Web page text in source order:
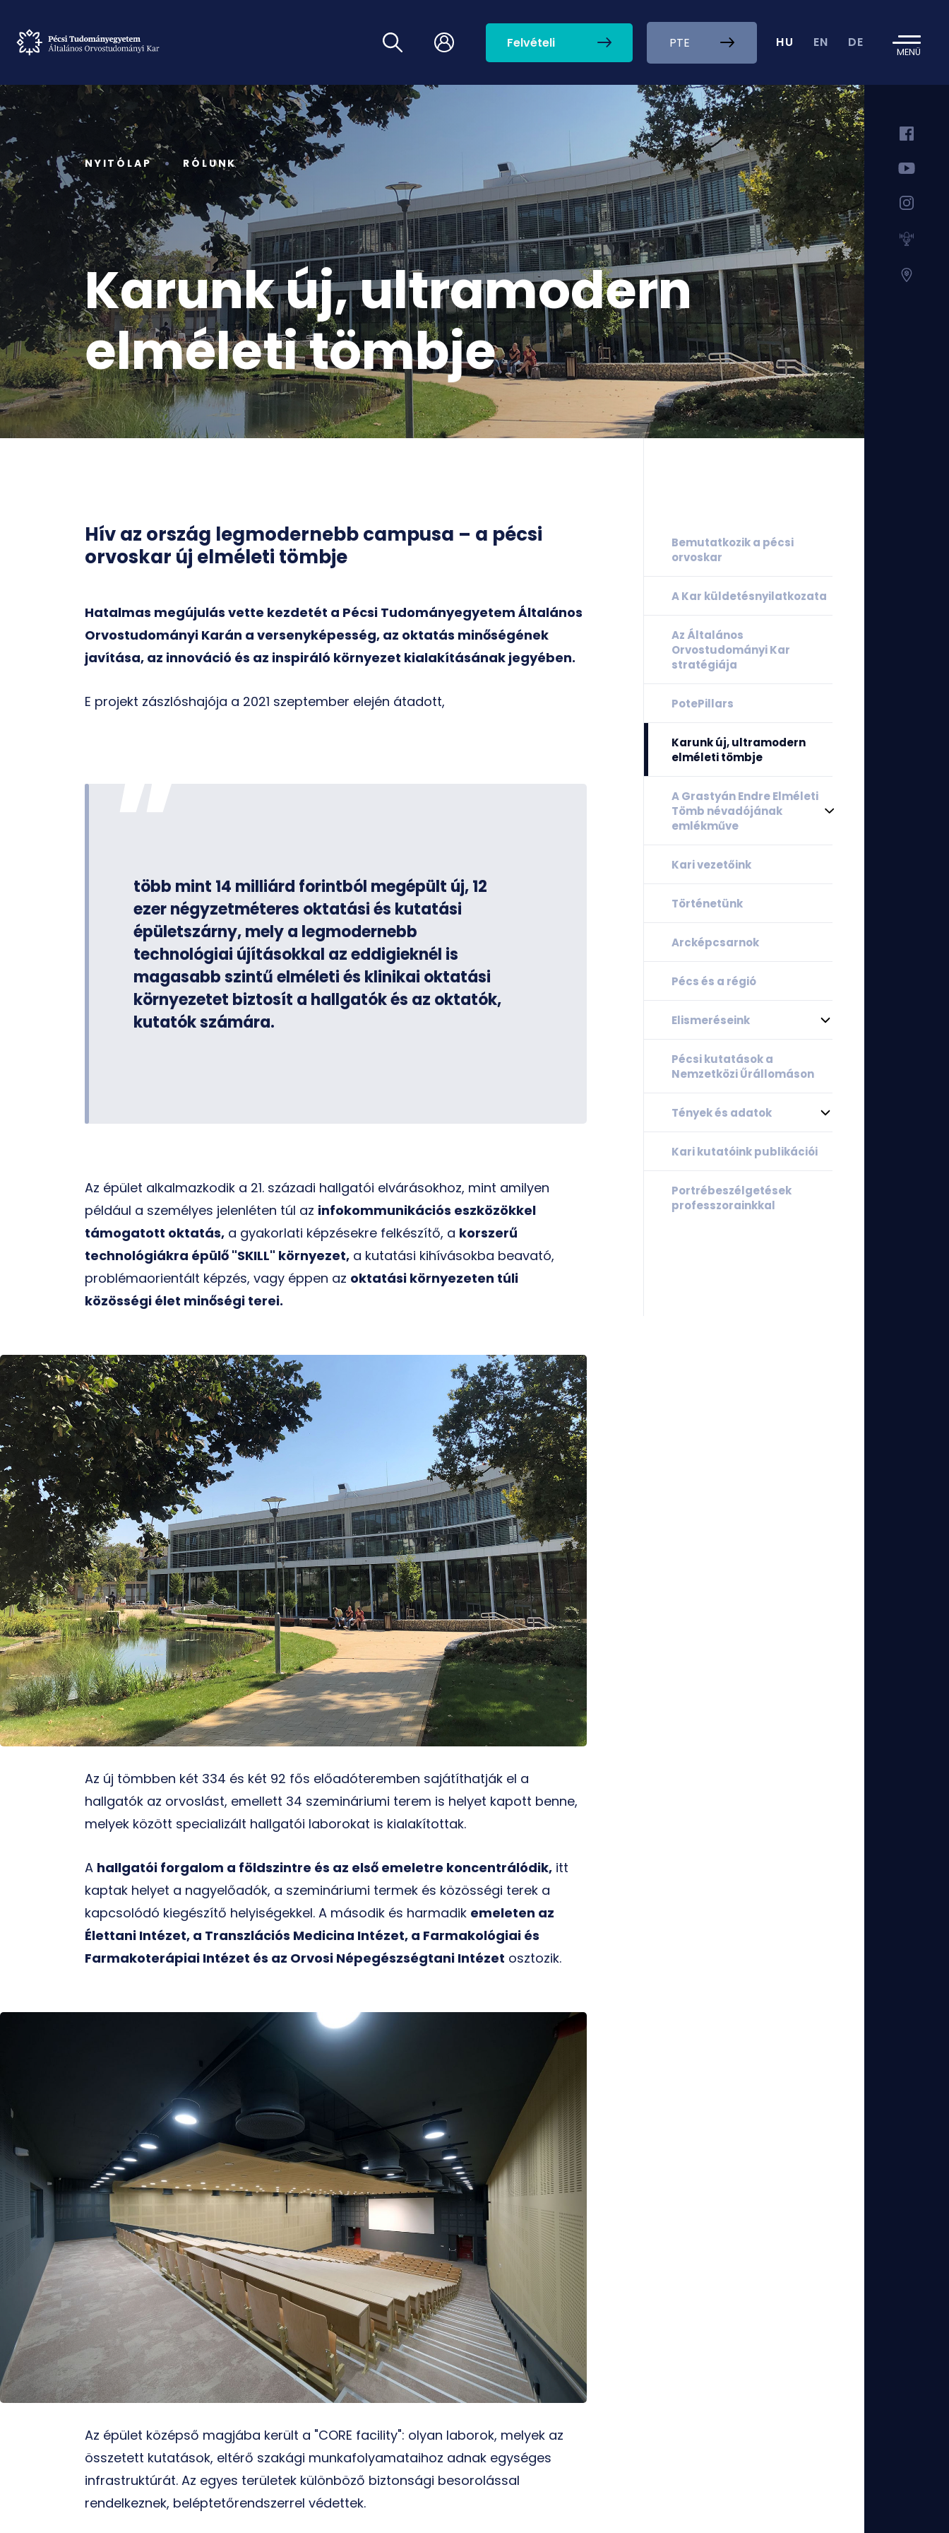
Felvételi PTE HU EN DE
MENÜ
NYITÓLAP RÓLUNK
Karunk új, ultramodern
elméleti tömbje
Hív az ország legmodernebb campusa – a pécsi
orvoskar új elméleti tömbje
Hatalmas megújulás vette kezdetét a Pécsi Tudományegyetem Általános
Orvostudományi Karán a versenyképesség, az oktatás minőségének
javítása, az innováció és az inspiráló környezet kialakításának jegyében.
E projekt zászlóshajója a 2021 szeptember elején átadott,
több mint 14 milliárd forintból megépült új, 12
ezer négyzetméteres oktatási és kutatási
épületszárny, mely a legmodernebb
technológiai újításokkal az eddigieknél is
magasabb szintű elméleti és klinikai oktatási
környezetet biztosít a hallgatók és az oktatók,
kutatók számára.
Az épület alkalmazkodik a 21. századi hallgatói elvárásokhoz, mint amilyen
például a személyes jelenléten túl az infokommunikációs eszközökkel
támogatott oktatás, a gyakorlati képzésekre felkészítő, a korszerű
technológiákra épülő "SKILL" környezet, a kutatási kihívásokba beavató,
problémaorientált képzés, vagy éppen az oktatási környezeten túli
közösségi élet minőségi terei.
Az új tömbben két 334 és két 92 fős előadóteremben sajátíthatják el a
hallgatók az orvoslást, emellett 34 szemináriumi terem is helyet kapott benne,
melyek között specializált hallgatói laborokat is kialakítottak.
A hallgatói forgalom a földszintre és az első emeletre koncentrálódik, itt
kaptak helyet a nagyelőadók, a szemináriumi termek és közösségi terek a
kapcsolódó kiegészítő helyiségekkel. A második és harmadik emeleten az
Élettani Intézet, a Transzlációs Medicina Intézet, a Farmakológiai és
Farmakoterápiai Intézet és az Orvosi Népegészségtani Intézet osztozik.
Az épület középső magjába került a "CORE facility": olyan laborok, melyek az
összetett kutatások, eltérő szakági munkafolyamataihoz adnak egységes
infrastruktúrát. Az egyes területek különböző biztonsági besorolással
rendelkeznek, beléptetőrendszerrel védettek.
Bemutatkozik a pécsi
orvoskar
A Kar küldetésnyilatkozata
Az Általános
Orvostudományi Kar
stratégiája
PotePillars
Karunk új, ultramodern
elméleti tömbje
A Grastyán Endre Elméleti
Tömb névadójának
emlékműve
Kari vezetőink
Történetünk
Arcképcsarnok
Pécs és a régió
Elismeréseink
Pécsi kutatások a
Nemzetközi Űrállomáson
Tények és adatok
Kari kutatóink publikációi
Portrébeszélgetések
professzorainkkal